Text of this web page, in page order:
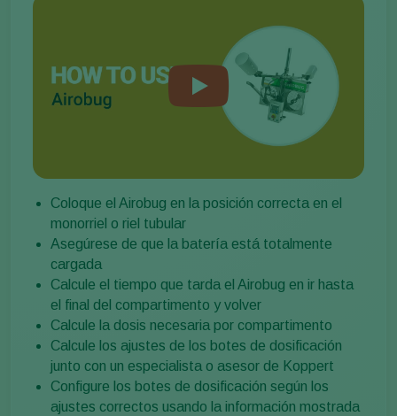
Coloque el Airobug en la posición correcta en el
monorriel o riel tubular
Asegúrese de que la batería está totalmente
cargada
Calcule el tiempo que tarda el Airobug en ir hasta
el final del compartimento y volver
Calcule la dosis necesaria por compartimento
Calcule los ajustes de los botes de dosificación
junto con un especialista o asesor de Koppert
Configure los botes de dosificación según los
ajustes correctos usando la información mostrada